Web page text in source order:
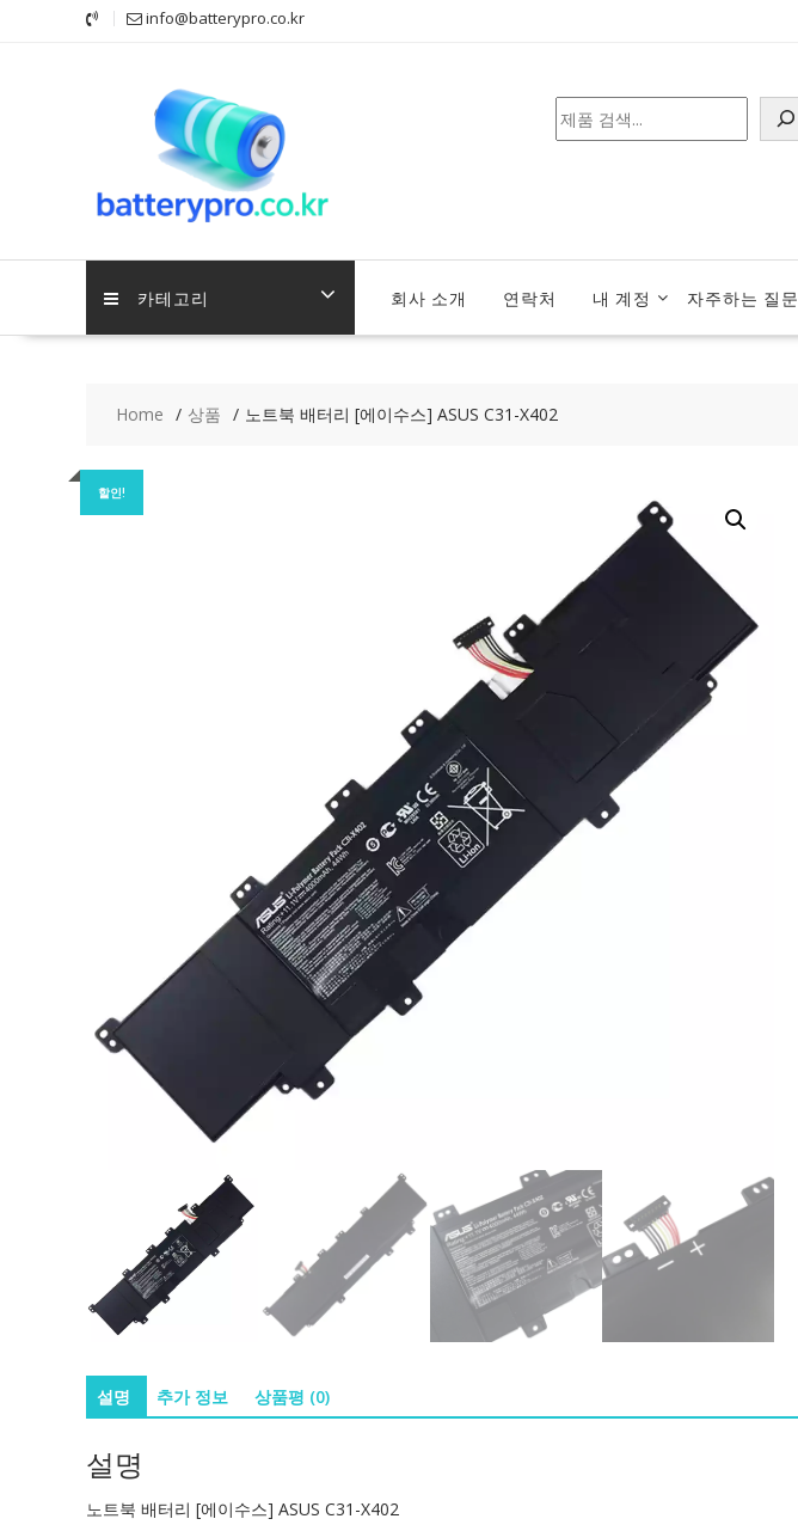
info@batterypro.co.kr
검
색
카테고리 회사 소개 연락처 내 계정 자주하는 질문
Home 상품 노트북 배터리 [에이수스] ASUS C31-X402
할인!
설명 추가 정보 상품평 (0)
설명
노트북 배터리 [에이수스] ASUS C31-X402